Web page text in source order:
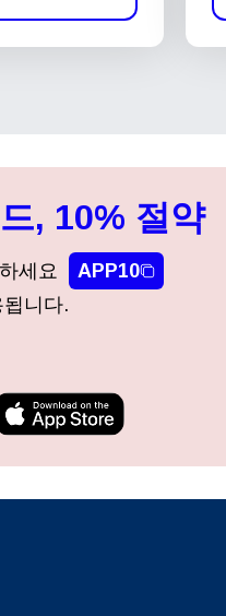
can scan
, 10% 절약
세요
APP10
니다.